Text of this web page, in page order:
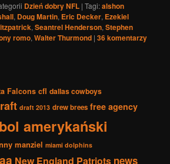
Dzień dobry NFL |Tagi:alshon
, Doug Martin, Eric Decker, Ezekiel
,Seantrel Henderson,Stephen
romo,Walter Thurmond |36komentarzy
Falcons cfl dallas cowboys
draft 2013 drew brees free agency
amerykański
manziel miami dolphins
New England Patriots news